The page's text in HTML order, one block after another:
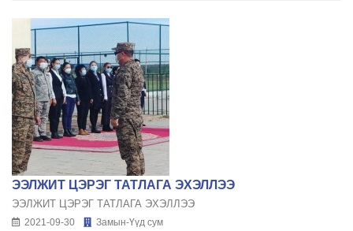
ЭЭЛЖИТ ЦЭРЭГ ТАТЛАГА ЭХЭЛЛЭЭ
ЭЭЛЖИТ ЦЭРЭГ ТАТЛАГА ЭХЭЛЛЭЭ
2021-09-30 Замын-Үүд сум